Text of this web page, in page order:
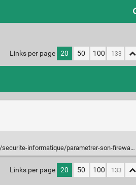
or
Links per page 20 50 100
parametrer-son-firewall-gnulinux-avec-iptables-et-netfilter-778
Links per page 20 50 100